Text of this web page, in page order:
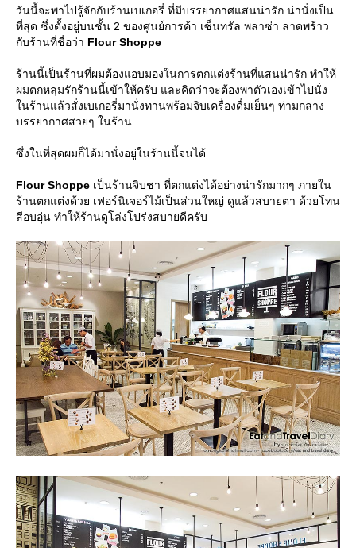
วันนี้จะพาไปรู้จักกับร้านเบเกอรี่ ที่มีบรรยากาศแสนน่ารัก น่านั่งเป็น
ที่สุด ซึ่งตั้งอยู่บนชั้น 2 ของศูนย์การค้า เซ็นทรัล พลาซ่า ลาดพร้าว
กับร้านที่ชื่อว่า Flour Shoppe
ร้านนี้เป็นร้านที่ผมต้องแอบมองในการตกแต่งร้านที่แสนน่ารัก ทำให้
ผมตกหลุมรักร้านนี้เข้าให้ครับ และคิดว่าจะต้องพาตัวเองเข้าไปนั่ง
นร้านแล้วสั่งเบเกอรี่มานั่งทานพร้อมจิบเครื่องดื่มเย็นๆ ท่ามกลาง
บรรยากาศสวยๆ ในร้าน
ซึ่งในที่สุดผมก็ได้มานั่งอยู่ในร้านนี้จนได้
Flour Shoppe เป็นร้านจิบชา ที่ตกแต่งได้อย่างน่ารักมากๆ ภายใน
ร้านตกแต่งด้วย เฟอร์นิเจอร์ไม้เป็นส่วนใหญ่ ดูแล้วสบายตา ด้วยโทน
สีอบอุ่น ทำให้ร้านดูโล่งโปร่งสบายดีครับ